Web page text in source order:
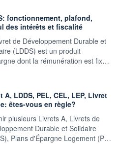
fonctionnement, plafond,
des intérêts et fiscalité
de Développement Durable et
(LDDS) est un produit
dont la rémunération est fix…
A, LDDS, PEL, CEL, LEP, Livret
êtes-vous en règle?
plusieurs Livrets A, Livrets de
Durable et Solidaire
Plans d'Épargne Logement (P…